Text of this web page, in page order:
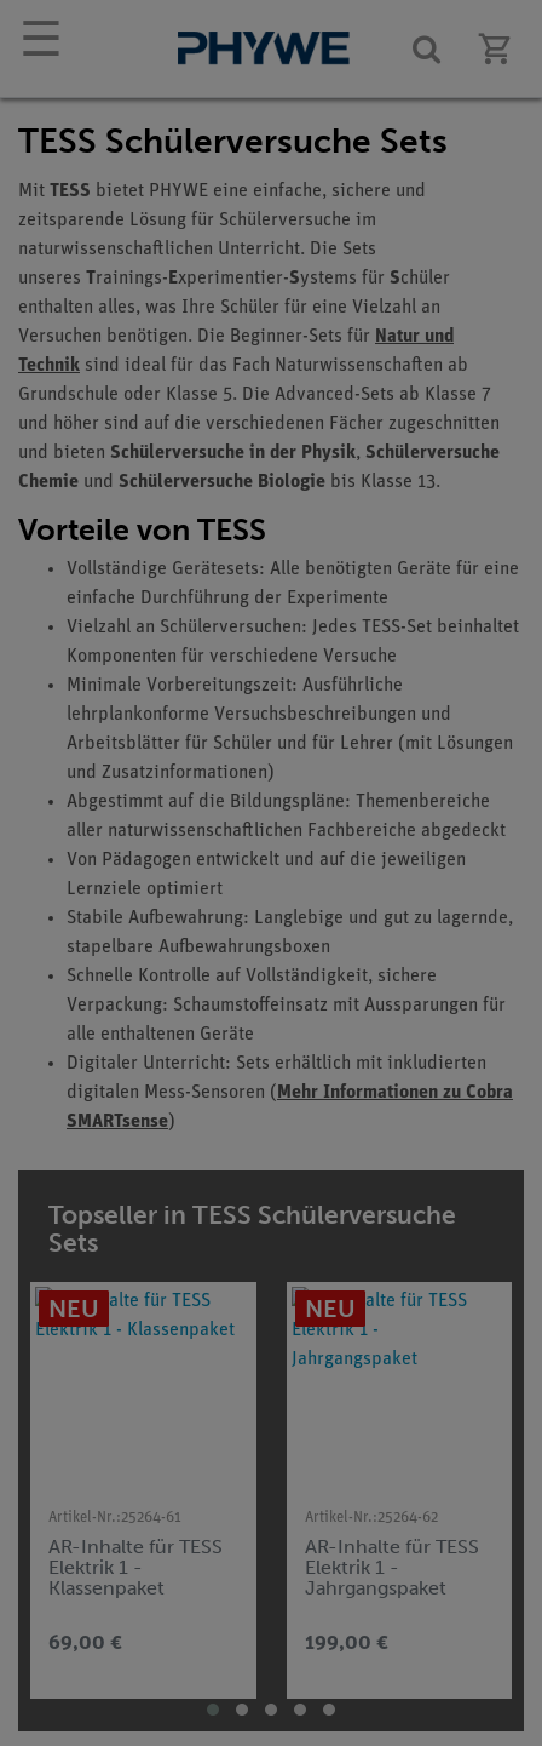
☰
TESS Schülerversuche Sets
Mit TESS bietet PHYWE eine einfache, sichere und
zeitsparende Lösung für Schülerversuche im
naturwissenschaftlichen Unterricht. Die Sets
unseres Trainings- Experimentier-Systems für Schüler
enthalten alles, was Ihre Schüler für eine Vielzahl an
Versuchen benötigen. Die Beginner-Sets für Natur und
Technik sind ideal für das Fach Naturwissenschaften ab
Grundschule oder Klasse 5. Die Advanced-Sets ab Klasse 7
und höher sind auf die verschiedenen Fächer zugeschnitten
und bieten Schülerversuche in der Physik, Schülerversuche
Chemie und Schülerversuche Biologie bis Klasse 13.
Vorteile von TESS
Vollständige Gerätesets: Alle benötigten Geräte für eine
einfache Durchführung der Experimente
Vielzahl an Schülerversuchen: Jedes TESS-Set beinhaltet
Komponenten für verschiedene Versuche
Minimale Vorbereitungszeit: Ausführliche
lehrplankonforme Versuchsbeschreibungen und
Arbeitsblätter für Schüler und für Lehrer (mit Lösungen
und Zusatzinformationen)
Abgestimmt auf die Bildungspläne: Themenbereiche
aller naturwissenschaftlichen Fachbereiche abgedeckt
Von Pädagogen entwickelt und auf die jeweiligen
Lernziele optimiert
Stabile Aufbewahrung: Langlebige und gut zu lagernde,
stapelbare Aufbewahrungsboxen
Schnelle Kontrolle auf Vollständigkeit, sichere
Verpackung: Schaumstoffeinsatz mit Aussparungen für
alle enthaltenen Geräte
Digitaler Unterricht: Sets erhältlich mit inkludierten
digitalen Mess-Sensoren ( Mehr Informationen zu Cobra
SMARTsense)
Topseller in TESS Schülerversuche
Sets
NEU
Artikel-Nr.:25264-61
AR-Inhalte für TESS
Elektrik 1 -
Klassenpaket
69,00 €
NEU
Artikel-Nr.:25264-62
AR-Inhalte für TESS
Elektrik 1 -
Jahrgangspaket
199,00 €